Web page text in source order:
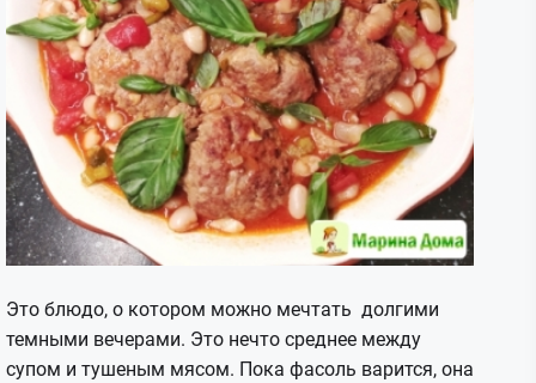
Это блюдо, о котором можно мечтать долгими
темными вечерами. Это нечто среднее между
супом и тушеным мясом. Пока фасоль варится, она